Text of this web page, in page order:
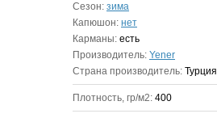
Сезон: зима
Капюшон: нет
Карманы: есть
Производитель: Yener
Страна производитель: Турция
Плотность, гр/м2: 400